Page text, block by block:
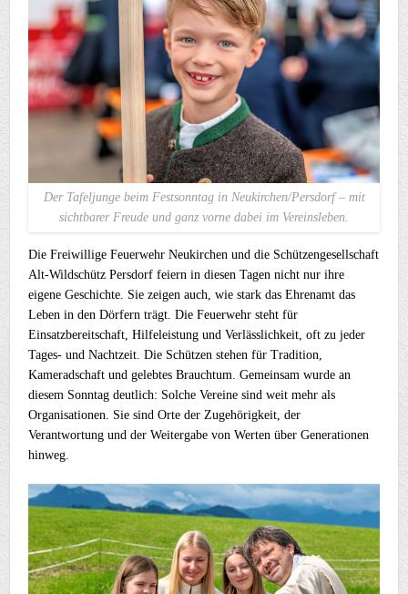
Der Tafeljunge beim Festsonntag in Neukirchen/Persdorf – mit
sichtbarer Freude und ganz vorne dabei im Vereinsleben.
Die Freiwillige Feuerwehr Neukirchen und die Schützengesellschaft
Alt-Wildschütz Persdorf feiern in diesen Tagen nicht nur ihre
eigene Geschichte. Sie zeigen auch, wie stark das Ehrenamt das
Leben in den Dörfern trägt. Die Feuerwehr steht für
Einsatzbereitschaft, Hilfeleistung und Verlässlichkeit, oft zu jeder
Tages- und Nachtzeit. Die Schützen stehen für Tradition,
Kameradschaft und gelebtes Brauchtum. Gemeinsam wurde an
diesem Sonntag deutlich: Solche Vereine sind weit mehr als
Organisationen. Sie sind Orte der Zugehörigkeit, der
Verantwortung und der Weitergabe von Werten über Generationen
hinweg.